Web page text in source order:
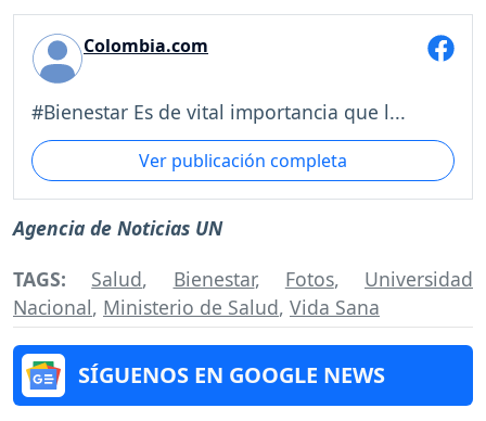
Colombia.com
#Bienestar Es de vital importancia que l...
Ver publicación completa
Agencia de Noticias UN
TAGS: Salud, Bienestar, Fotos, Universidad
Nacional, Ministerio de Salud, Vida Sana
SÍGUENOS EN GOOGLE NEWS